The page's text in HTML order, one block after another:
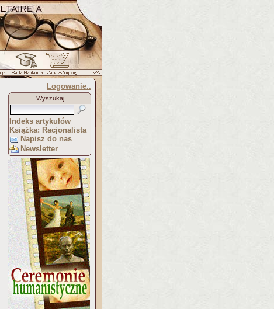
Logowanie..
Wyszukaj
Indeks artykułów
Książka: Racjonalista
Napisz do nas
Newsletter